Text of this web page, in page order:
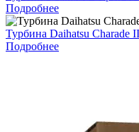
Подробнее
Турбина Daihatsu Charade
Подробнее